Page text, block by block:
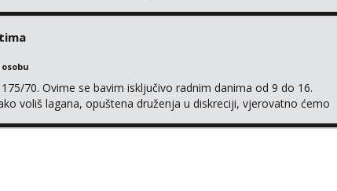
70. Ovime se bavim isključivo radnim danima od 9 do 16.
voliš lagana, opuštena druženja u diskreciji, vjerovatno ćemo